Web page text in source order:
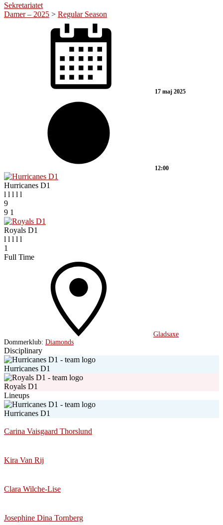
Sekretariatet
Damer – 2025 > Regular Season
17 maj 2025
12:00
Hurricanes D1
l l l l l
9
9 1
Royals D1
l l l l l
1
Full Time
Gladsaxe
Dommerklub: Diamonds
Disciplinary
Hurricanes D1
Royals D1
Lineups
Hurricanes D1
Carina Vaisgaard Thorslund
Kira Van Rij
Clara Wilche-Lise
Josephine Dina Tornberg